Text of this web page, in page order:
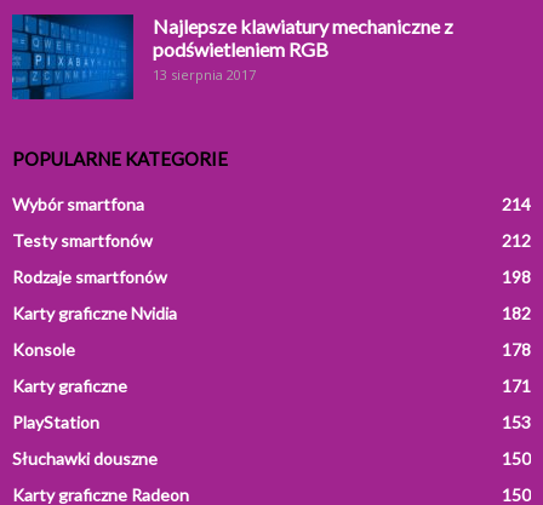
Najlepsze klawiatury mechaniczne z
podświetleniem RGB
13 sierpnia 2017
POPULARNE KATEGORIE
Wybór smartfona
214
Testy smartfonów
212
Rodzaje smartfonów
198
Karty graficzne Nvidia
182
Konsole
178
Karty graficzne
171
PlayStation
153
Słuchawki douszne
150
Karty graficzne Radeon
150